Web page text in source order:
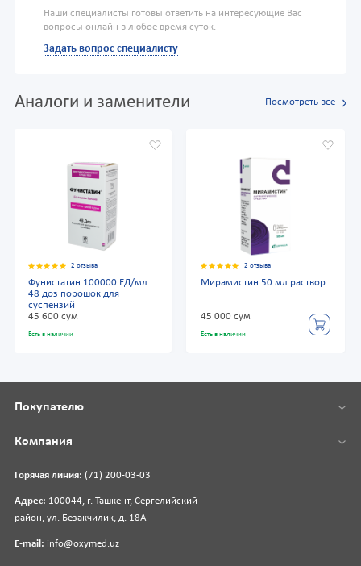
Наши специалисты готовы ответить на интересующие Вас
вопросы онлайн в любое время суток.
Задать вопрос специалисту
Аналоги и заменители Посмотреть все
2 отзыва
Фунистатин 100000 ЕД/мл
48 доз порошок для
суспензий
45 600 сум
Есть в наличии
2 отзыва
Мирамистин 50 мл раствор
45 000 сум
Есть в наличии
Горячая линия: (71) 200-03-03
Адрес: 100044, г. Ташкент, Сергелийский
район, ул. Безакчилик, д. 18А
E-mail: info@oxymed.uz
Покупателю
Компания